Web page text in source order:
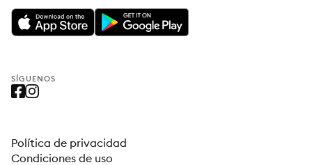
SÍGUENOS
Política de privacidad
Condiciones de uso